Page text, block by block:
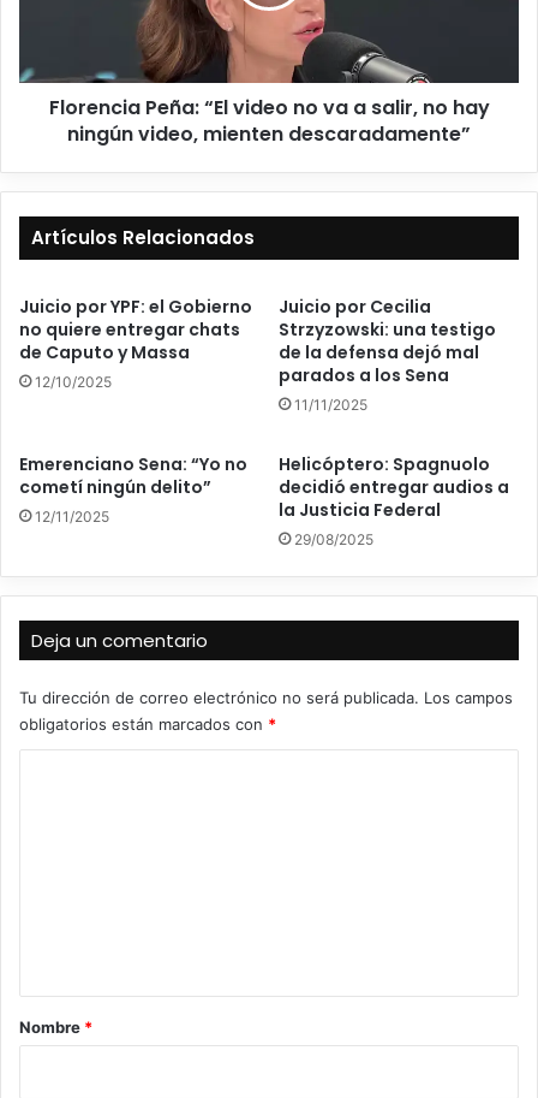
Florencia Peña: “El video no va a salir, no hay
ningún video, mienten descaradamente”
Artículos Relacionados
Juicio por YPF: el Gobierno
no quiere entregar chats
de Caputo y Massa
12/10/2025
Juicio por Cecilia
Strzyzowski: una testigo
de la defensa dejó mal
parados a los Sena
11/11/2025
Emerenciano Sena: “Yo no
cometí ningún delito”
12/11/2025
Helicóptero: Spagnuolo
decidió entregar audios a
la Justicia Federal
29/08/2025
Deja un comentario
Tu dirección de correo electrónico no será publicada. Los campos
obligatorios están marcados con *
r
Nombre *